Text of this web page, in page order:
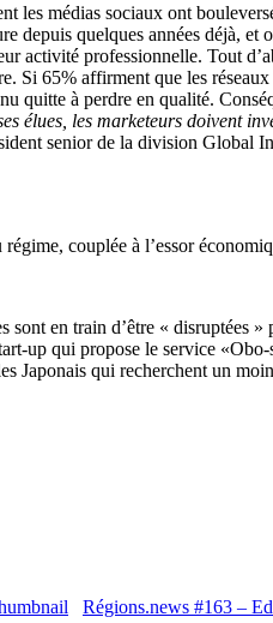
médias sociaux ont
quelques années déjà,
activité professionnelle. Tout
Si 65% affirment que les
à perdre en qualité.
élues, les marketeurs doivent
senior de la division Global
couplée à l’essor
en train d’être « disruptées
up qui propose le service
Japonais qui recherchent un
Régions.news #163 –